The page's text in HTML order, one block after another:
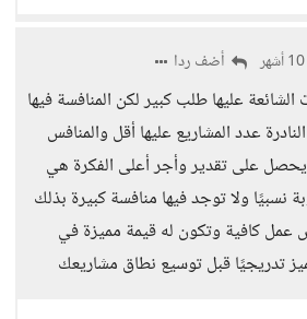
أضف ردا
عليها طلب كبير لكن المنافسة فيها
عدد المشاريع عليها أقل والمنافس
يحصل على تقدير وأجر أعلى الفكرة هي
نسبيًا ولا توجد فيها منافسة كبيرة بذلك
كافية وتكون له قيمة مميزة في
تدريجيًا قبل توسيع نطاق مشاريعك